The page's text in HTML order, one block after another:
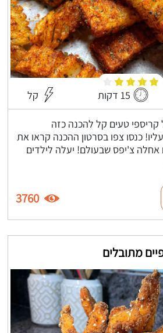
15 דקות קל
קריספי טעים קל להכנה כזה
כנסו צפו בסרטון ההכנה קראו את
אחלה צ'יפס שבעולם! יעלה לילדים
3760
מתובלים